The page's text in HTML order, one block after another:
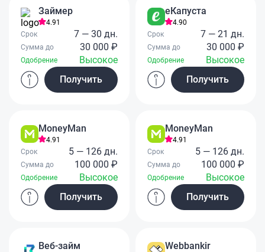
Займер
4.91
Срок
7 — 30 дн.
Сумма до 30 000 ₽
Одобрение
Высокое
Получить
еКапуста
4.90
Срок
7 — 21 дн.
Сумма до 30 000 ₽
Одобрение
Высокое
Получить
MoneyMan
4.91
Срок
5 — 126 дн.
Сумма до 100 000 ₽
Одобрение
Высокое
Получить
MoneyMan
4.91
Срок
5 — 126 дн.
Сумма до 100 000 ₽
Одобрение
Высокое
Получить
Веб-займ Webbankir